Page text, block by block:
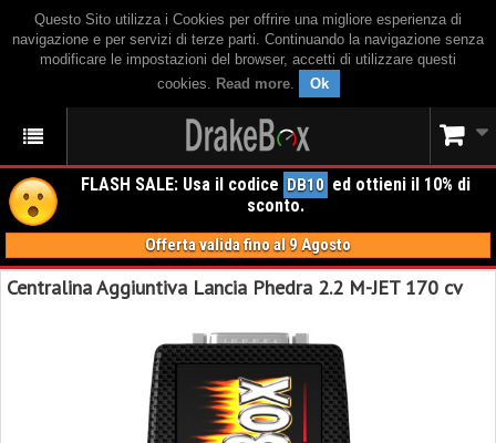
Questo Sito utilizza i Cookies per offrire una migliore esperienza di
navigazione e per servizi di terze parti. Continuando la navigazione senza
modificare le impostazioni del browser, accetti di utilizzare questi
cookies. Read more. Ok
FLASH SALE: Usa il codice DB10 ed ottieni il 10% di
sconto.
Offerta valida fino al 9 Agosto
Centralina Aggiuntiva Lancia Phedra 2.2 M-JET 170 cv